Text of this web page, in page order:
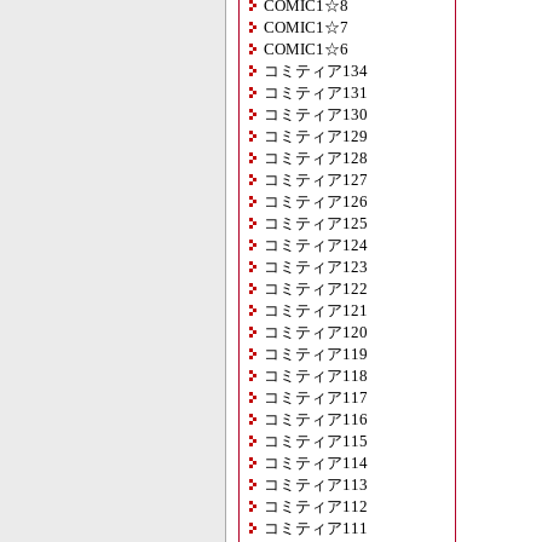
COMIC1☆8
COMIC1☆7
COMIC1☆6
コミティア134
コミティア131
コミティア130
コミティア129
コミティア128
コミティア127
コミティア126
コミティア125
コミティア124
コミティア123
コミティア122
コミティア121
コミティア120
コミティア119
コミティア118
コミティア117
コミティア116
コミティア115
コミティア114
コミティア113
コミティア112
コミティア111